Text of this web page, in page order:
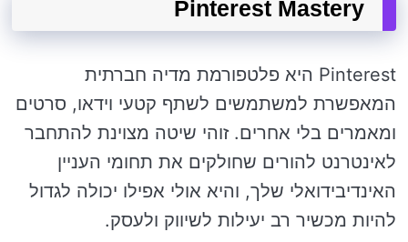
Pinterest Mastery
Pinterest היא פלטפורמת מדיה חברתית
המאפשרת למשתמשים לשתף קטעי וידאו, סרטים
ומאמרים בלי אחרים. זוהי שיטה מצוינת להתחבר
לאינטרנט להורים שחולקים את תחומי העניין
האינדיבידואלי שלך, והיא אולי אפילו יכולה לגדול
להיות מכשיר רב יעילות לשיווק ולעסק.